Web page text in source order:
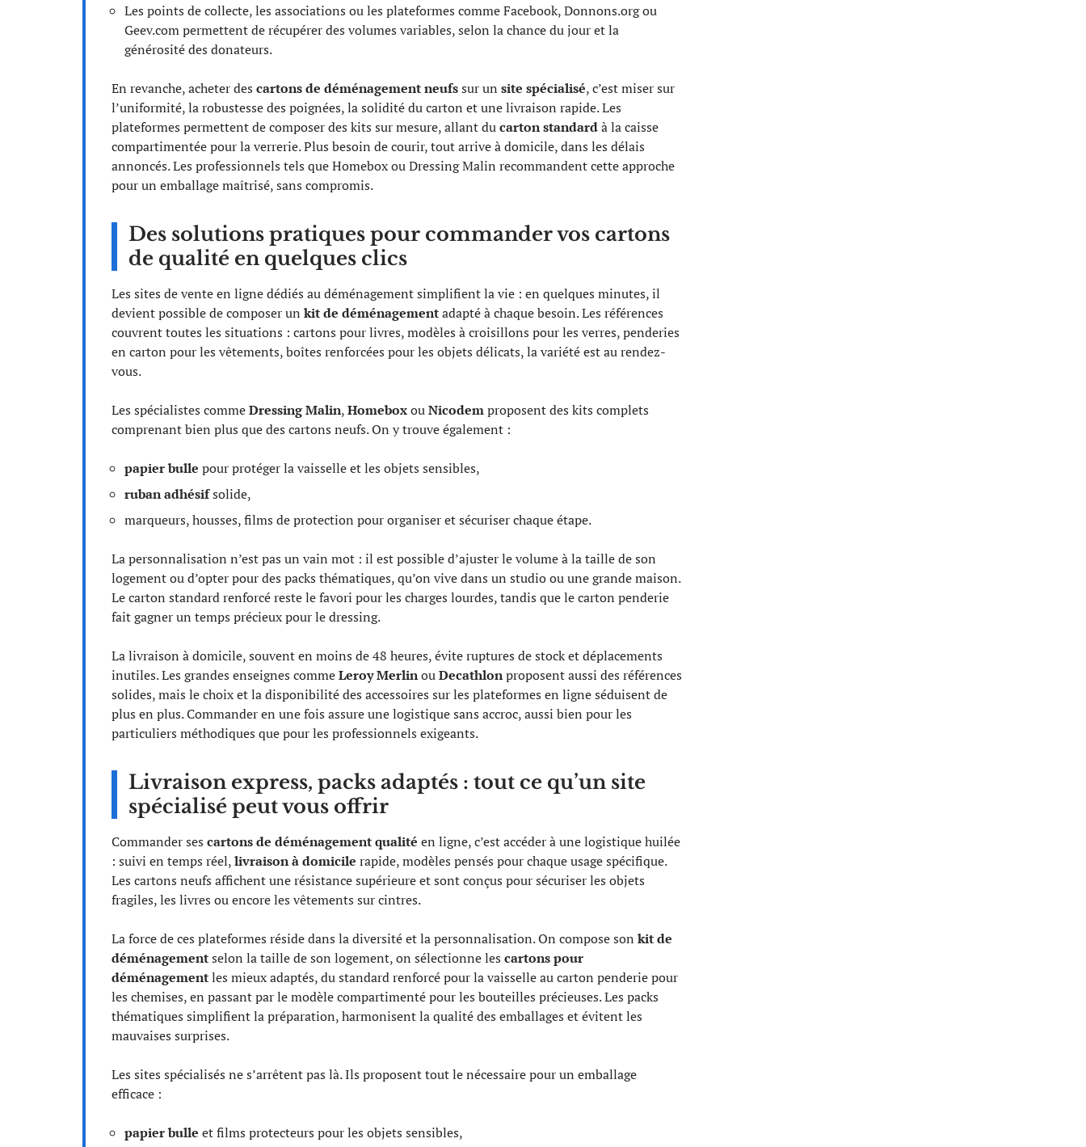
Les points de collecte, les associations ou les plateformes comme Facebook, Donnons.org ou
Geev.com permettent de récupérer des volumes variables, selon la chance du jour et la
générosité des donateurs.
En revanche, acheter des cartons de déménagement neufssur un site spécialisé, c’est miser sur
l’uniformité, la robustesse des poignées, la solidité du carton et une livraison rapide. Les
plateformes permettent de composer des kits sur mesure, allant ducarton standardà la caisse
compartimentée pour la verrerie. Plus besoin de courir, tout arrive à domicile, dans les délais
annoncés. Les professionnels tels que Homebox ou Dressing Malin recommandent cette approche
pour un emballage maîtrisé, sans compromis.
Des solutions pratiques pour commander vos cartons
de qualité en quelques clics
Les sites de vente en ligne dédiés au déménagement simplifient la vie : en quelques minutes, il
devient possible de composer un kit de déménagementadapté à chaque besoin. Les références
couvrent toutes les situations : cartons pour livres, modèles à croisillons pour les verres, penderies
en carton pour les vêtements, boîtes renforcées pour les objets délicats, la variété est au rendez-
vous.
Les spécialistes commeDressing Malin,HomeboxouNicodemproposent des kits complets
comprenant bien plus que des cartons neufs. On y trouve également :
papier bulle pour protéger la vaisselle et les objets sensibles,
ruban adhésifsolide,
marqueurs, housses, films de protection pour organiser et sécuriser chaque étape.
La personnalisation n’est pas un vain mot : il est possible d’ajuster le volume à la taille de son
logement ou d’opter pour des packs thématiques, qu’on vive dans un studio ou une grande maison.
Le carton standard renforcé reste le favori pour les charges lourdes, tandis que le carton penderie
fait gagner un temps précieux pour le dressing.
La livraison à domicile, souvent en moins de 48 heures, évite ruptures de stock et déplacements
inutiles. Les grandes enseignes commeLeroy MerlinouDecathlonproposent aussi des références
solides, mais le choix et la disponibilité des accessoires sur les plateformes en ligne séduisent de
plus en plus. Commander en une fois assure une logistique sans accroc, aussi bien pour les
particuliers méthodiques que pour les professionnels exigeants.
Livraison express, packs adaptés : tout ce qu’un site
spécialisé peut vous offrir
Commander ses cartons de déménagement qualité en ligne, c’est accéder à une logistique huilée
: suivi en temps réel,livraison à domicile rapide, modèles pensés pour chaque usage spécifique.
Les cartons neufs affichent une résistance supérieure et sont conçus pour sécuriser les objets
fragiles, les livres ou encore les vêtements sur cintres.
La force de ces plateformes réside dans la diversité et la personnalisation. On compose son kit de
déménagementselon la taille de son logement, on sélectionne les cartons pour
déménagementles mieux adaptés, du standard renforcé pour la vaisselle au carton penderie pour
les chemises, en passant par le modèle compartimenté pour les bouteilles précieuses. Les packs
thématiques simplifient la préparation, harmonisent la qualité des emballages et évitent les
mauvaises surprises.
Les sites spécialisés ne s’arrêtent pas là. Ils proposent tout le nécessaire pour un emballage
efficace :
papier bulle et films protecteurs pour les objets sensibles,